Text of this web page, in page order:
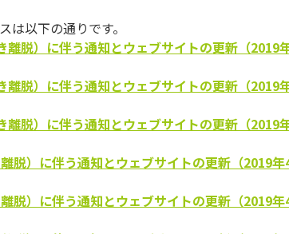
以下の通りです。
脱）に伴う通知とウェブサイトの更新（2019
脱）に伴う通知とウェブサイトの更新（2019
脱）に伴う通知とウェブサイトの更新（2019
）に伴う通知とウェブサイトの更新（2019年
）に伴う通知とウェブサイトの更新（2019年